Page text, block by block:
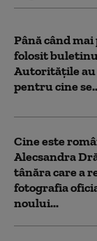
Până când
folosit
Autoritățile
pentru cine
Cine este
Alecsandra
tânăra care a
fotografia
noului...